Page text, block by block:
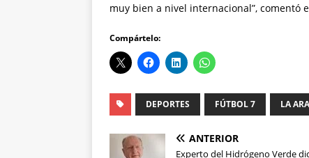
muy bien a nivel internacional”, comentó
Compártelo:
DEPORTES FÚTBOL 7 LA
ANTERIOR
Experto del Hidrógeno Verde